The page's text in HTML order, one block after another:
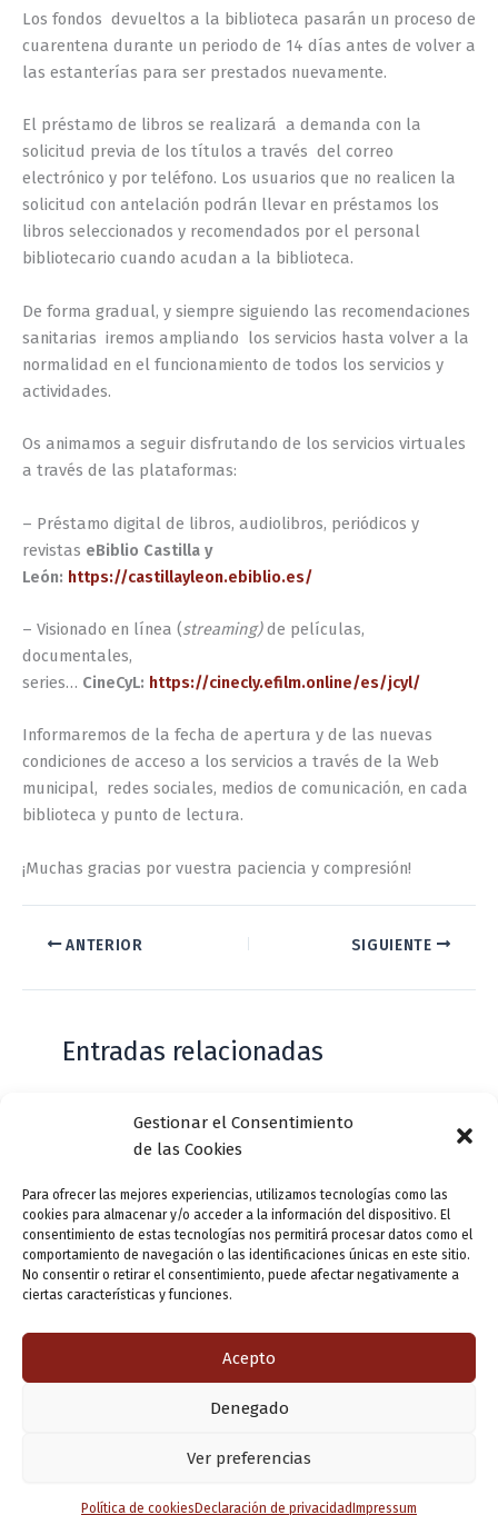
Gestionar el Consentimiento
de las Cookies
Para ofrecer las mejores experiencias, utilizamos tecnologías como las
cookies para almacenar y/o acceder a la información del dispositivo. El
consentimiento de estas tecnologías nos permitirá procesar datos como el
comportamiento de navegación o las identificaciones únicas en este sitio.
No consentir o retirar el consentimiento, puede afectar negativamente a
ciertas características y funciones.
Acepto
Denegado
Ver preferencias
Política de cookies Declaración de privacidad Impressum
Los fondos devueltos a la biblioteca pasarán un proceso de
cuarentena durante un periodo de 14 días antes de volver a
las estanterías para ser prestados nuevamente.
El préstamo de libros se realizará a demanda con la
solicitud previa de los títulos a través del correo
electrónico y por teléfono. Los usuarios que no realicen la
solicitud con antelación podrán llevar en préstamos los
libros seleccionados y recomendados por el personal
bibliotecario cuando acudan a la biblioteca.
De forma gradual, y siempre siguiendo las recomendaciones
sanitarias iremos ampliando los servicios hasta volver a la
normalidad en el funcionamiento de todos los servicios y
actividades.
Os animamos a seguir disfrutando de los servicios virtuales
a través de las plataformas:
– Préstamo digital de libros, audiolibros, periódicos y
revistas eBiblio Castilla y
León: https://castillayleon.ebiblio.es/
– Visionado en línea (streaming)de películas,
documentales,
series… CineCyL: https://cinecly.efilm.online/es/jcyl/
Informaremos de la fecha de apertura y de las nuevas
condiciones de acceso a los servicios a través de la Web
municipal, redes sociales, medios de comunicación, en cada
biblioteca y punto de lectura.
¡Muchas gracias por vuestra paciencia y compresión!
ANTERIOR SIGUIENTE
Entradas relacionadas
Casa de Zorrilla conmemorarán el 168
aniversario del estreno de Don Juan
Tenorio
Deja un comentario / Actualidad / Por VLLensutinta
Actualidad / Por
Copyright © 2026 Valladolid en su titna